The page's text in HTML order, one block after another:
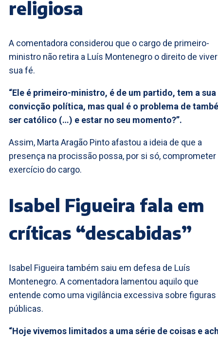
religiosa
A comentadora considerou que o cargo de primeiro-
ministro não retira a Luís Montenegro o direito de
sua fé.
“Ele é primeiro-ministro, é de um partido, tem a sua
convicção política, mas qual é o problema de
ser católico (…) e estar no seu momento?”.
Assim, Marta Aragão Pinto afastou a ideia de que a
presença na procissão possa, por si só, comprometer
exercício do cargo.
Isabel Figueira fala em
críticas “descabidas”
Isabel Figueira também saiu em defesa de Luís
Montenegro. A comentadora lamentou aquilo que
entende como uma vigilância excessiva sobre figuras
públicas.
“Hoje vivemos limitados a uma série de coisas e